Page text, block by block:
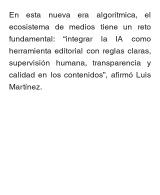
En esta nueva era algorítmica, el
ecosistema de medios tiene un reto
fundamental: “integrar la IA como
herramienta editorial con reglas claras,
supervisión humana, transparencia y
calidad en los contenidos”, afirmó Luis
Martínez.